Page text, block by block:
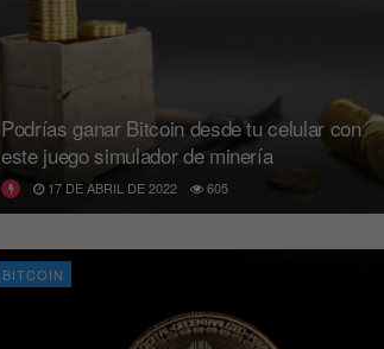
Podrías ganar Bitcoin desde tu celular con
este juego simulador de minería
17 DE ABRIL DE 2022 605
BITCOIN